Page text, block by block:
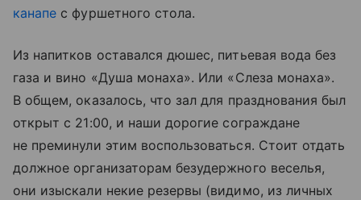
канапе с фуршетного стола.
Из напитков оставался дюшес, питьевая вода без
газа и вино «Душа монаха». Или «Слеза монаха».
В общем, оказалось, что зал для празднования был
открыт с 21:00, и наши дорогие сограждане
не преминули этим воспользоваться. Стоит отдать
должное организаторам безудержного веселья,
они изыскали некие резервы (видимо, из личных